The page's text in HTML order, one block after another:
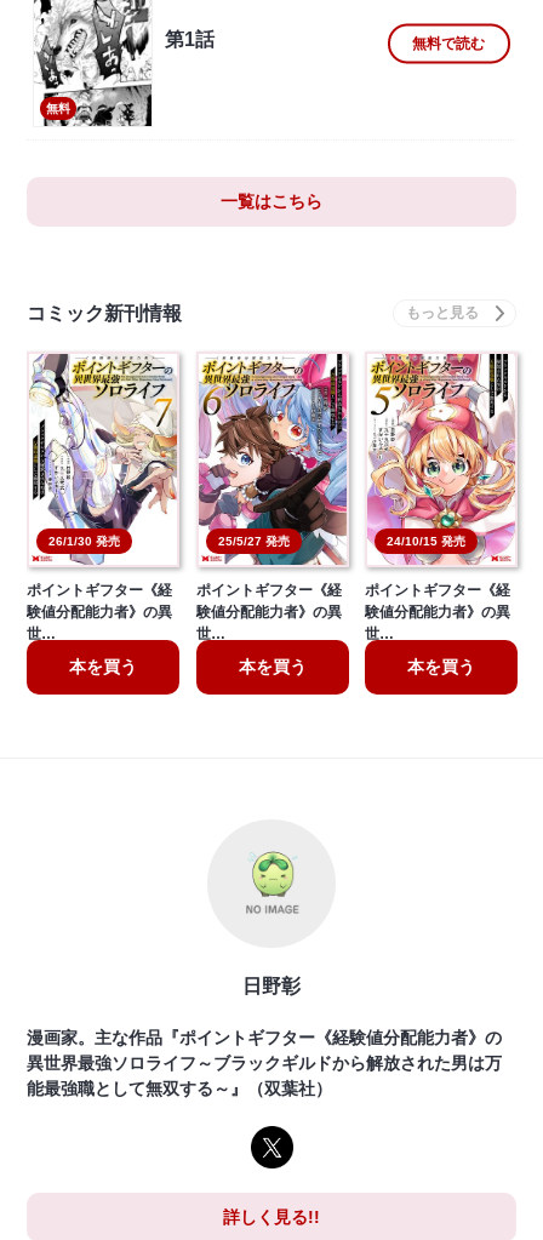
無料
第1話 無料で読む
一覧はこちら
コミック新刊情報
26/1/30 発売
ポイントギフター《経
験値分配能力者》の異
世…
本を買う
25/5/27 発売
ポイントギフター《経
験値分配能力者》の異
世…
本を買う
24/10/15 発売
ポイントギフター《経
験値分配能力者》の異
世…
本を買う
日野彰
漫画家。主な作品『ポイントギフター《経験値分配能力者》の
異世界最強ソロライフ～ブラックギルドから解放された男は万
能最強職として無双する～』（双葉社）
詳しく見る!!